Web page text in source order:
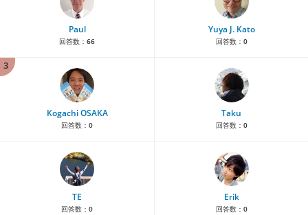
Paul
回答数： 66
Yuya J. Kato
回答数： 0
3
Kogachi OSAKA
回答数： 0
Taku
回答数： 0
TE
回答数： 0
Erik
回答数： 0